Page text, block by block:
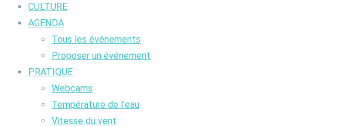
CULTURE
AGENDA
Tous les événements
Proposer un événement
PRATIQUE
Webcams
Température de l’eau
Vitesse du vent